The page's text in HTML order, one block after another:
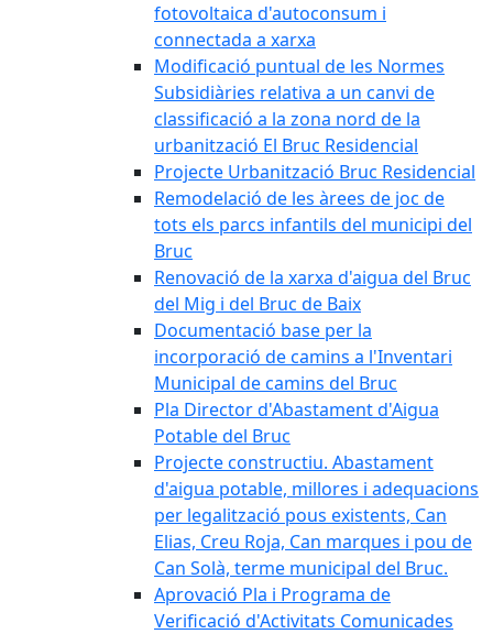
fotovoltaica d'autoconsum i
connectada a xarxa
Modificació puntual de les Normes
Subsidiàries relativa a un canvi de
classificació a la zona nord de la
urbanització El Bruc Residencial
Projecte Urbanització Bruc Residencial
Remodelació de les àrees de joc de
tots els parcs infantils del municipi del
Bruc
Renovació de la xarxa d'aigua del Bruc
del Mig i del Bruc de Baix
Documentació base per la
incorporació de camins a l'Inventari
Municipal de camins del Bruc
Pla Director d'Abastament d'Aigua
Potable del Bruc
Projecte constructiu. Abastament
d'aigua potable, millores i adequacions
per legalització pous existents, Can
Elias, Creu Roja, Can marques i pou de
Can Solà, terme municipal del Bruc.
Aprovació Pla i Programa de
Verificació d'Activitats Comunicades